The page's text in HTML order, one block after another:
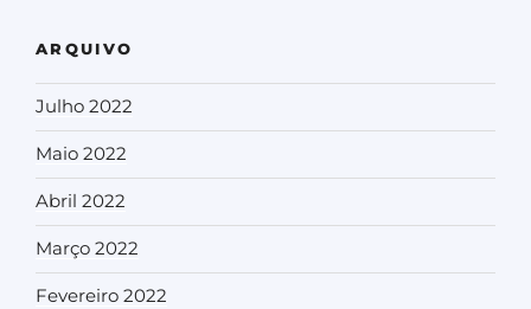
ARQUIVO
Julho 2022
Maio 2022
Abril 2022
Março 2022
Fevereiro 2022